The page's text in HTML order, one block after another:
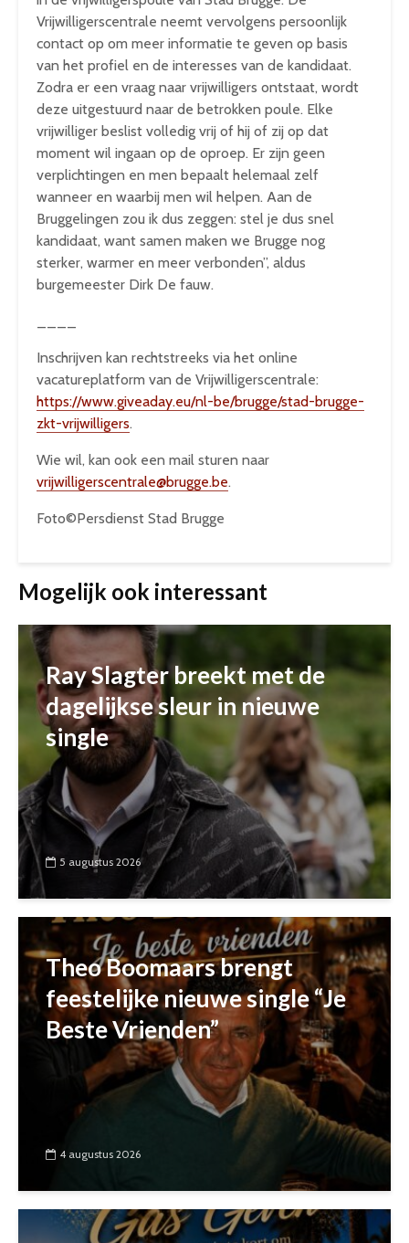
Vrijwilligerscentrale neemt vervolgens persoonlijk
contact op om meer informatie te geven op basis
van het profiel en de interesses van de kandidaat.
Zodra er een vraag naar vrijwilligers ontstaat, wordt
deze uitgestuurd naar de betrokken poule. Elke
vrijwilliger beslist volledig vrij of hij of zij op dat
moment wil ingaan op de oproep. Er zijn geen
verplichtingen en men bepaalt helemaal zelf
wanneer en waarbij men wil helpen. Aan de
Bruggelingen zou ik dus zeggen: stel je dus snel
kandidaat, want samen maken we Brugge nog
sterker, warmer en meer verbonden”, aldus
burgemeester Dirk De fauw.
Inschrijven kan rechtstreeks via het online
vacatureplatform van de Vrijwilligerscentrale:
https://www.giveaday.eu/nl-be/brugge/stad-brugge-
zkt-vrijwilligers.
Wie wil, kan ook een mail sturen naar
vrijwilligerscentrale@brugge.be.
Foto©Persdienst Stad Brugge
Mogelijk ook interessant
Ray Slagter breekt met de
dagelijkse sleur in nieuwe
single
5 augustus 2026
Theo Boomaars brengt
feestelijke nieuwe single “Je
Beste Vrienden”
4 augustus 2026